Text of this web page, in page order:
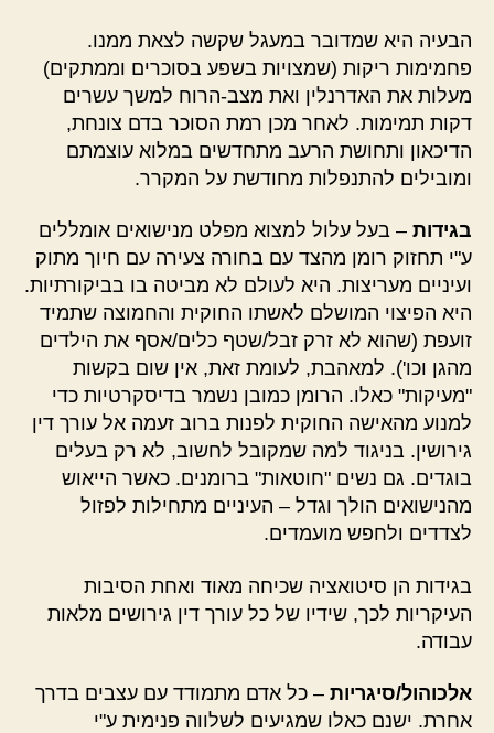
הבעיה היא שמדובר במעגל שקשה לצאת ממנו.
פחמימות ריקות (שמצויות בשפע בסוכרים וממתקים)
מעלות את האדרנלין ואת מצב-הרוח למשך עשרים
דקות תמימות. לאחר מכן רמת הסוכר בדם צונחת,
הדיכאון ותחושת הרעב מתחדשים במלוא עוצמתם
ומובילים להתנפלות מחודשת על המקרר.
בגידות – בעל עלול למצוא מפלט מנישואים אומללים
ע"י תחזוק רומן מהצד עם בחורה צעירה עם חיוך מתוק
ועיניים מעריצות. היא לעולם לא מביטה בו בביקורתיות.
היא הפיצוי המושלם לאשתו החוקית והחמוצה שתמיד
זועפת (שהוא לא זרק זבל/שטף כלים/אסף את הילדים
מהגן וכו'). למאהבת, לעומת זאת, אין שום בקשות
"מעיקות" כאלו. הרומן כמובן נשמר בדיסקרטיות כדי
למנוע מהאישה החוקית לפנות ברוב זעמה אל עורך דין
גירושין. בניגוד למה שמקובל לחשוב, לא רק בעלים
בוגדים. גם נשים "חוטאות" ברומנים. כאשר הייאוש
מהנישואים הולך וגדל – העיניים מתחילות לפזול
לצדדים ולחפש מועמדים.
בגידות הן סיטואציה שכיחה מאוד ואחת הסיבות
העיקריות לכך, שידיו של כל עורך דין גירושים מלאות
עבודה.
אלכוהול/סיגריות – כל אדם מתמודד עם עצבים בדרך
אחרת. ישנם כאלו שמגיעים לשלווה פנימית ע"י